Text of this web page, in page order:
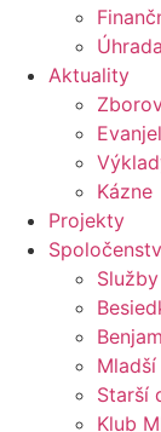
Aktuality
Kázne
Projekty
Starší
Klub